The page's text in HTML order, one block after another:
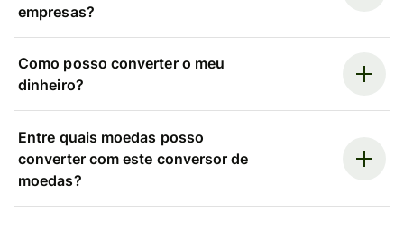
empresas?
Como posso converter o meu
dinheiro?
Entre quais moedas posso
converter com este conversor de
moedas?